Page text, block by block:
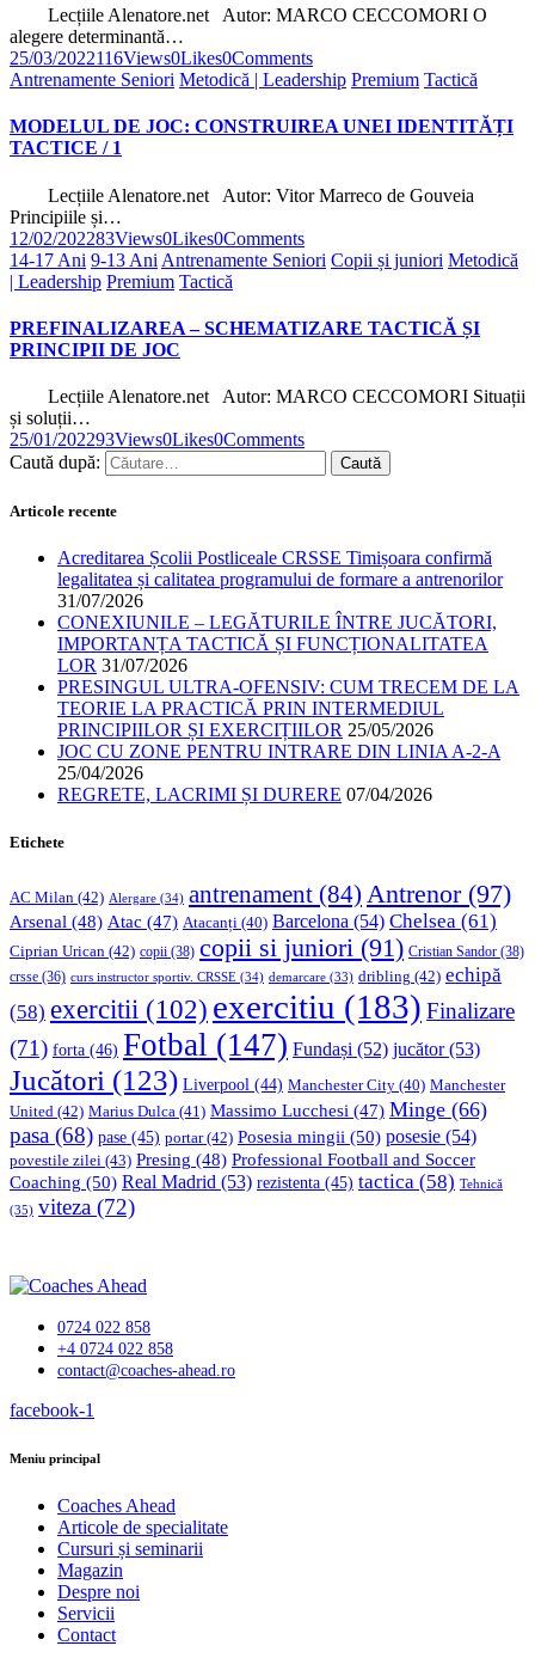
Lecțiile Alenatore.net Autor: MARCO CECCOMORI O
alegere determinantă…
25/03/2022116Views0Likes0Comments
Antrenamente Seniori Metodică | Leadership Premium Tactică
MODELUL DE JOC: CONSTRUIREA UNEI IDENTITĂȚI
TACTICE / 1
Lecțiile Alenatore.net Autor: Vitor Marreco de Gouveia
Principiile și…
12/02/202283Views0Likes0Comments
14-17 Ani 9-13 Ani Antrenamente Seniori Copii și juniori Metodică
| Leadership Premium Tactică
PREFINALIZAREA – SCHEMATIZARE TACTICĂ ȘI
PRINCIPII DE JOC
Lecțiile Alenatore.net Autor: MARCO CECCOMORI Situații
și soluții…
25/01/202293Views0Likes0Comments
Caută după:
Articole recente
Acreditarea Școlii Postliceale CRSSE Timișoara confirmă
legalitatea și calitatea programului de formare a antrenorilor
31/07/2026
CONEXIUNILE – LEGĂTURILE ÎNTRE JUCĂTORI,
IMPORTANȚA TACTICĂ ȘI FUNCȚIONALITATEA
LOR 31/07/2026
PRESINGUL ULTRA-OFENSIV: CUM TRECEM DE LA
TEORIE LA PRACTICĂ PRIN INTERMEDIUL
PRINCIPIILOR ȘI EXERCIȚIILOR 25/05/2026
JOC CU ZONE PENTRU INTRARE DIN LINIA A-2-A
25/04/2026
REGRETE, LACRIMI ȘI DURERE 07/04/2026
Etichete
AC Milan (42) Alergare (34) antrenament (84) Antrenor(97)
Arsenal (48) Atac (47) Atacanți (40) Barcelona (54) Chelsea (61)
Ciprian Urican (42) copii (38) copii si juniori (91) Cristian Sandor (38)
crsse (36) curs instructor sportiv. CRSSE (34) demarcare (33) dribling (42) echipă
(58) exercitii (102) exercitiu (183) Finalizare
(71) forta (46) Fotbal (147) Fundași (52) jucător(53)
Jucători (123) Liverpool (44) Manchester City (40) Manchester
United (42) Marius Dulca (41) Massimo Lucchesi (47) Minge (66)
pasa (68) pase (45) portar(42) Posesia mingii (50) posesie (54)
povestile zilei (43) Presing (48) Professional Football and Soccer
Coaching (50) Real Madrid (53) rezistenta (45) tactica (58) Tehnică
(35) viteza (72)
0724 022 858
+4 0724 022 858
contact@coaches-ahead.ro
facebook-1
Meniu principal
Coaches Ahead
Articole de specialitate
Cursuri și seminarii
Magazin
Despre noi
Servicii
Contact